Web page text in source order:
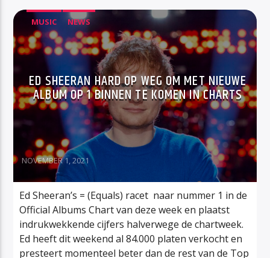
MUSIC NEWS
ED SHEERAN HARD OP WEG OM MET NIEUWE
ALBUM OP 1 BINNEN TE KOMEN IN CHARTS
NOVEMBER 1, 2021
Ed Sheeran’s = (Equals) racet naar nummer 1 in de
Official Albums Chart van deze week en plaatst
indrukwekkende cijfers halverwege de chartweek.
Ed heeft dit weekend al 84.000 platen verkocht en
presteert momenteel beter dan de rest van de Top